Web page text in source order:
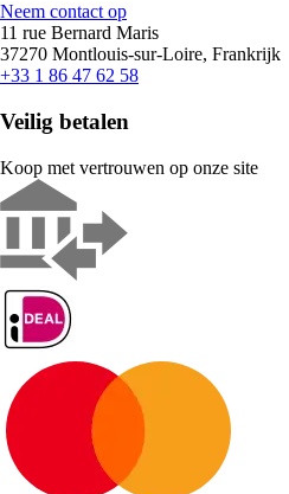
Neem contact op
11 rue Bernard Maris
37270 Montlouis-sur-Loire, Frankrijk
+33 1 86 47 62 58
Veilig betalen
Koop met vertrouwen op onze site